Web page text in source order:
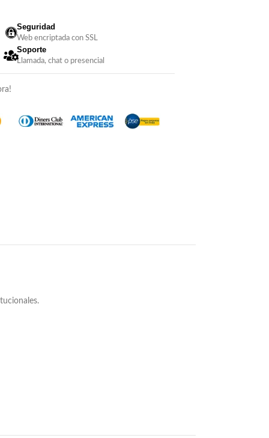
Seguridad
Web encriptada con SSL
Soporte
Llamada, chat o presencial